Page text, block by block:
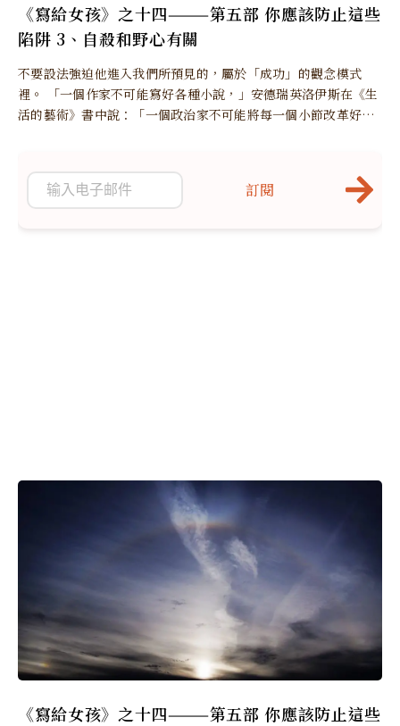
《寫給女孩》之十四———第五部 你應該防止這些
陷阱 3、自殺和野心有關
不要設法強迫他進入我們所預見的，屬於「成功」的觀念模式
裡。 「一個作家不可能寫好各種小說，」安德瑞英洛伊斯在《生
活的藝術》書中說：「一個政治家不可能將每一個小節改革好；
《寫給女孩》之十四———第五部 你應該防止這些
訂閱